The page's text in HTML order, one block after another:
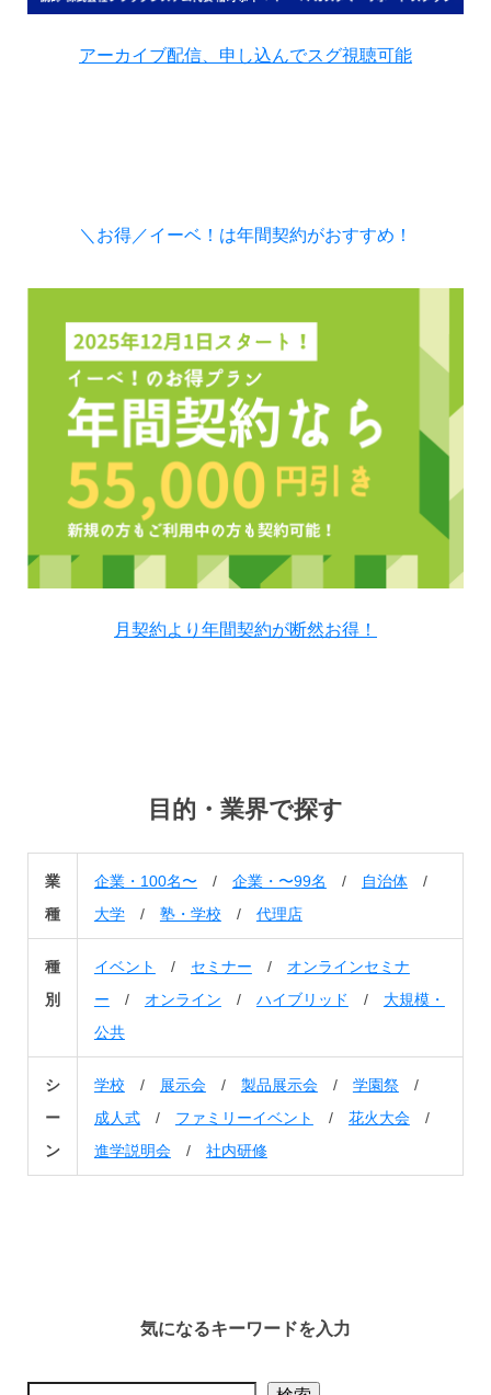
アーカイブ配信、申し込んでスグ視聴可能
＼お得／イーベ！は年間契約がおすすめ！
月契約より年間契約が断然お得！
目的・業界で探す
業
種
企業・100名〜 / 企業・〜99名 / 自治体/
大学/ 塾・学校 / 代理店
種
別
イベント / セミナー / オンラインセミナ
ー / オンライン / ハイブリッド / 大規模・
公共
シ
ー
ン
学校 / 展示会/ 製品展示会/ 学園祭/
成人式/ ファミリーイベント / 花火大会/
進学説明会/ 社内研修
気になるキーワードを入力